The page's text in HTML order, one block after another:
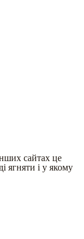
сайтах це
ягняти і у якому